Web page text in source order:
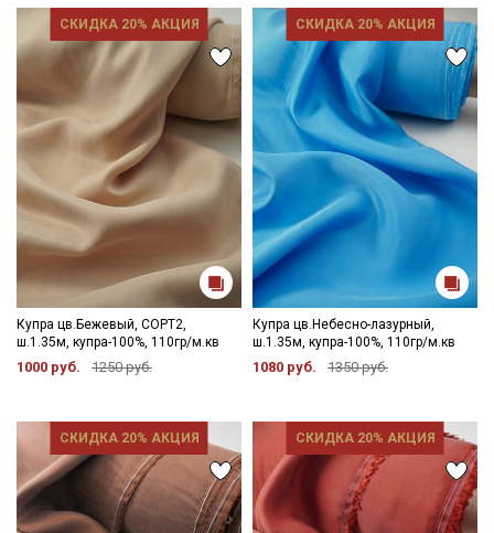
СКИДКА 20% АКЦИЯ
Купра цв.Бежевый, СОРТ2,
ш.1.35м, купра-100%, 110гр/м.кв
1000 руб. 1250 руб.
СКИДКА 20% АКЦИЯ
Купра цв.Небесно-лазурный,
ш.1.35м, купра-100%, 110гр/м.кв
1080 руб. 1350 руб.
СКИДКА 20% АКЦИЯ СКИДКА 20% АКЦИЯ